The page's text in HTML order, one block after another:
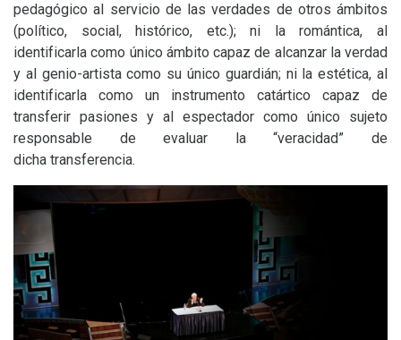
pedagógico al servicio de las verdades de otros ámbitos
(político, social, histórico, etc.); ni la romántica, al
identificarla como único ámbito capaz de alcanzar la verdad
y al genio-artista como su único guardián; ni la estética, al
identificarla como un instrumento catártico capaz de
transferir pasiones y al espectador como único sujeto
responsable de evaluar la “veracidad” de
dicha transferencia.